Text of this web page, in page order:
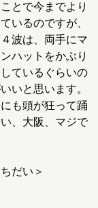
とで今までより
いるのですが、
波は、両手にマ
ハットをかぶり
ているぐらいの
いと思います。
も頭が狂って踊
、大阪、マジで
だい＞